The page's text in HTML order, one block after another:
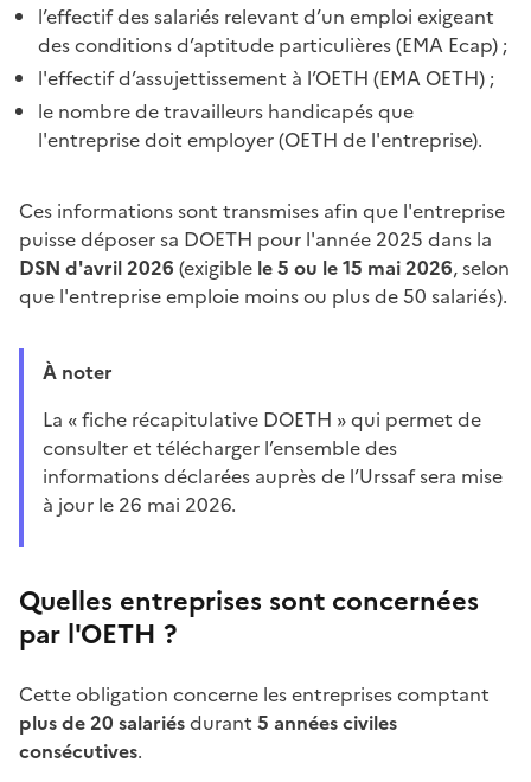
l’effectif des salariés relevant d’un emploi exigeant
des conditions d’aptitude particulières (EMA Ecap) ;
l'effectif d’assujettissement à l’OETH (EMA OETH) ;
le nombre de travailleurs handicapés que
l'entreprise doit employer (OETH de l'entreprise).
Ces informations sont transmises afin que l'entreprise
puisse déposer sa DOETH pour l'année 2025 dans la
DSN d'avril 2026 (exigible le 5 ou le 15 mai 2026, selon
que l'entreprise emploie moins ou plus de 50 salariés).
À noter
La « fiche récapitulative DOETH » qui permet de
consulter et télécharger l’ensemble des
informations déclarées auprès de l’Urssaf sera mise
à jour le 26 mai 2026.
Quelles entreprises sont concernées
par l'OETH ?
Cette obligation concerne les entreprises comptant
plus de 20 salariésdurant 5 années civiles
consécutives.